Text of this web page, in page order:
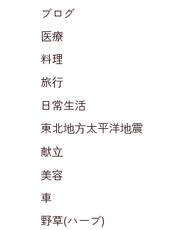
ブログ
医療
料理
旅行
日常生活
東北地方太平洋地震
献立
美容
車
野草(ハーブ)